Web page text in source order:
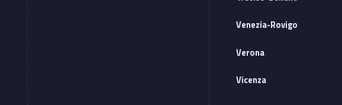
Venezia-Rovigo
Verona
Vicenza